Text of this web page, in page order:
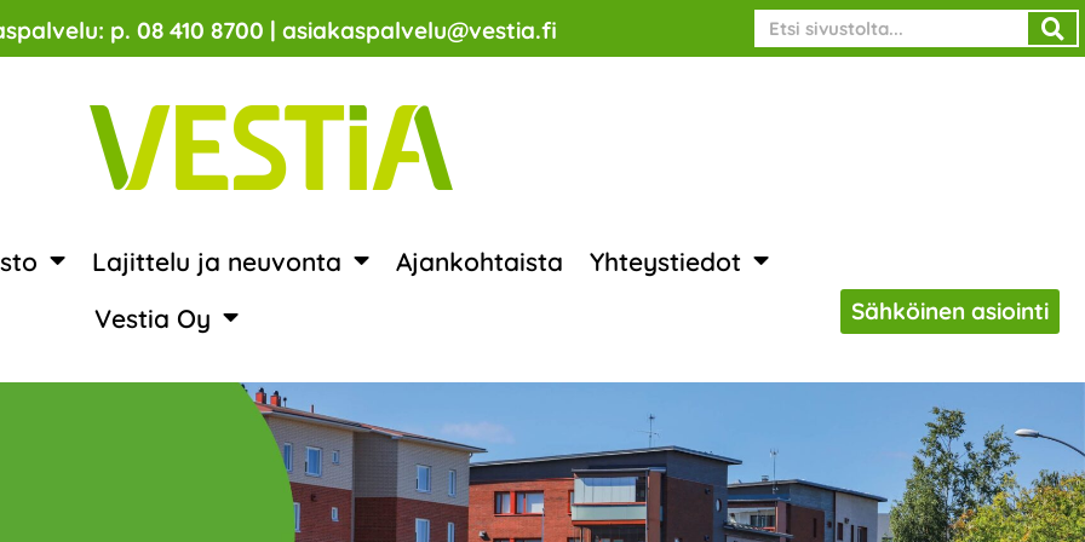
p. 08 410 8700 | asiakaspalvelu@vestia.fi Search
Lajittelu ja neuvonta Ajankohtaista
Yhteystiedot
Vestia Oy
Sähköinen asiointi